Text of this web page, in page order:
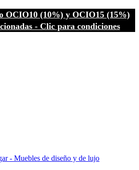
OCIO10 (10%) y OCIO15 (15%)
- Clic para condiciones